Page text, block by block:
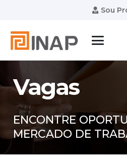
Sou
Vagas
ENCONTRE
MERCADO DE